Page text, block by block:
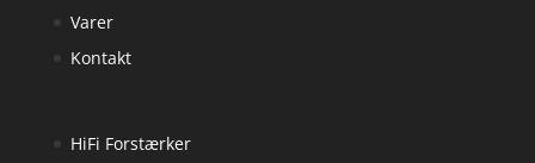
Varer
Kontakt
HiFi Forstærker